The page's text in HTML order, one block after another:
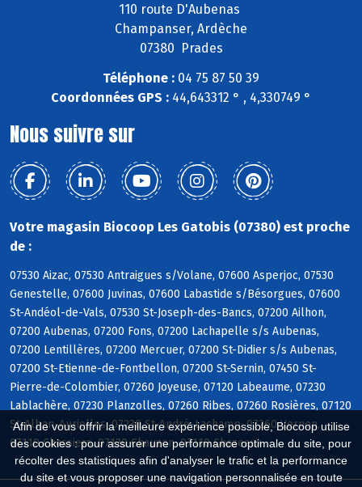
Afin de vous offrir la meilleure expérience possible, Biocoop utilise
des cookies : pour assurer une performance optimale du site, pour
récolter des statistiques afin d'analyser le trafic et la performance
du site et vous proposer une navigation personnalisée en toute
110 route D'Aubenas
Champanser, Ardèche
07380 Prades
Téléphone : 04 75 87 50 39
Coordonnées GPS : 44,643312 ° , 4,330749 °
Nous suivre sur
Votre magasin Biocoop Les Gatobis (07380) est proche
de :
07530 Aizac, 07530 Antraigues s/Volane, 07600 Asperjoc, 07530
Genestelle, 07600 Juvinas, 07600 Labastide s/Bésorgues, 07600
St-Andéol-de-Vals, 07530 St-Joseph-des-Bancs, 07200 Ailhon,
07200 Aubenas, 07200 Fons, 07200 Lachapelle s/s Aubenas,
07200 Lentillères, 07200 Mercuer, 07200 St-Didier s/s Aubenas,
07200 St-Etienne-de-Fontbellon, 07200 St-Sernin, 07450 St-
Pierre-de-Colombier, 07260 Joyeuse, 07120 Labeaume, 07230
Lablachère, 07230 Planzolles, 07260 Ribes, 07260 Rosières, 07120
St-Alban-Auriolles, 07230 St-André-Lachamp, 07260 Vernon,
07110 Chassiers, 07120 Chauzon, 07110 Chazeaux